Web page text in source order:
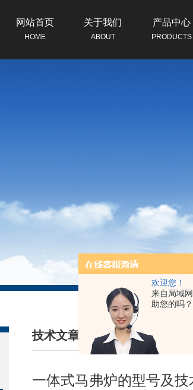
欢迎您！
来自局域
助您的吗？
网站首页
HOME
关于我们
ABOUT
产品中心
PRODUCTS
技术文章
/ TECHNICAL ARTICLES
一体式马弗炉的型号及技